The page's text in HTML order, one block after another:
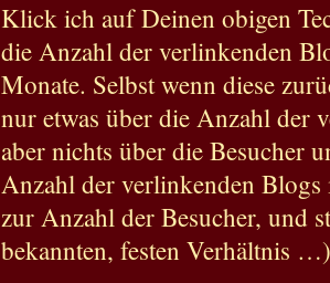
Klick ich auf Deinen obigen
die Anzahl der verlinkenden
Monate. Selbst wenn diese
nur etwas über die Anzahl der
aber nichts über die Besucher
Anzahl der verlinkenden
zur Anzahl der Besucher, und
bekannten, festen Verhältnis